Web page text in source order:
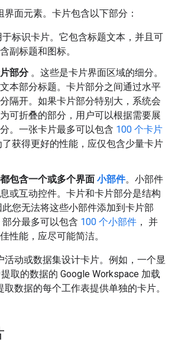
面元素。卡片包含以下部分：
于标识卡片。它包含标题文本，并且可
副标题和图标。
部分。这些是卡片界面区域的细分。
本部分标题。卡片部分之间通过水平
隔开。如果卡片部分特别大，系统会
可折叠的部分，用户可以根据需要展
。一张卡片最多可以包含 100 个卡片
了获得更好的性能，应仅包含少量卡片
包含一个或多个界面 小部件。小部件
或互动控件。卡片和卡片部分是结构
此您无法将这些小部件添加到卡片部
分最多可以包含 100 个小部件 ， 并
性能，应尽可能简洁。
活动或数据集设计卡片。例如，一个显
取的数据的 Google Workspace 加载
数据的每个工作表提供单独的卡片。